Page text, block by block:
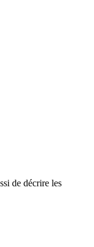
de décrire les